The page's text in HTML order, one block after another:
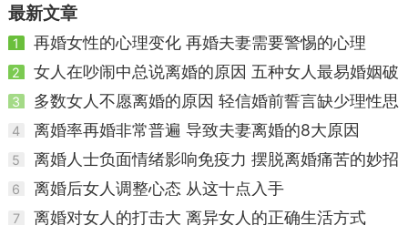
最新文章
1 再婚女性的心理变化 再婚夫妻需要警惕的心理
2 女人在吵闹中总说离婚的原因 五种女人最易婚姻破
3 多数女人不愿离婚的原因 轻信婚前誓言缺少理性思
4 离婚率再婚非常普遍 导致夫妻离婚的8大原因
5 离婚人士负面情绪影响免疫力 摆脱离婚痛苦的妙招
6 离婚后女人调整心态 从这十点入手
7 离婚对女人的打击大 离异女人的正确生活方式